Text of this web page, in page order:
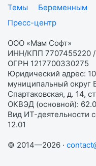
Темы
Беременным
Пресс-центр
ООО «Мам Софт»
ИНН/КПП 7707455220 /
ОГРН 1217700330275
Юридический адрес:
муниципальный округ
Спартаковская, д. 14,
ОКВЭД (основной):
Вид ИТ-деятельности
12.01
© 2014—2026 ·